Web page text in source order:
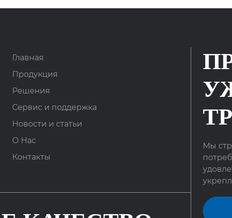
Главная
Продукция
Решения
Сервис и поддержка
Новости и статьи
О Нас
Контакты
Мы